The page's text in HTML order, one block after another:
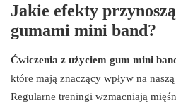
Jakie efekty
gumami mini band?
Ćwiczenia z użyciem gum mini
które mają znaczący wpływ na
Regularne treningi wzmacniają